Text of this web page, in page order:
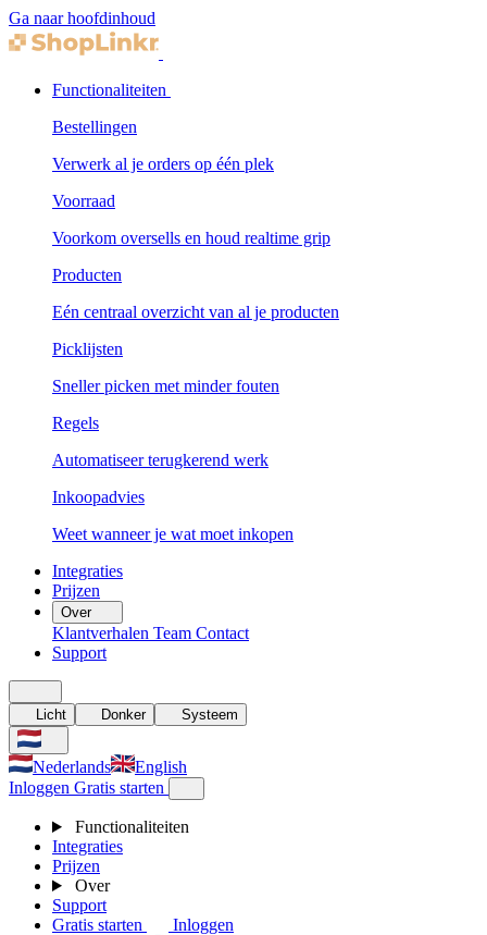
Ga naar hoofdinhoud
Functionaliteiten
Bestellingen
Verwerk al je orders op één plek
Voorraad
Voorkom oversells en houd realtime grip
Producten
Eén centraal overzicht van al je producten
Picklijsten
Sneller picken met minder fouten
Regels
Automatiseer terugkerend werk
Inkoopadvies
Weet wanneer je wat moet inkopen
Integraties
Prijzen
Over
Klantverhalen Team Contact
Support
Licht Donker Systeem
Nederlands
English
Inloggen Gratis starten
Functionaliteiten
Integraties
Prijzen
Over
Support
Gratis starten
Inloggen